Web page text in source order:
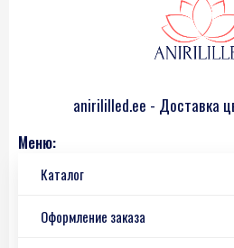
anirililled.ee - Доставка
Меню:
Каталог
Оформление заказа